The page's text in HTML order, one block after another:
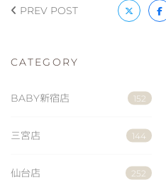
PREV POST
CATEGORY
BABY新宿店 152
三宮店 144
仙台店 252